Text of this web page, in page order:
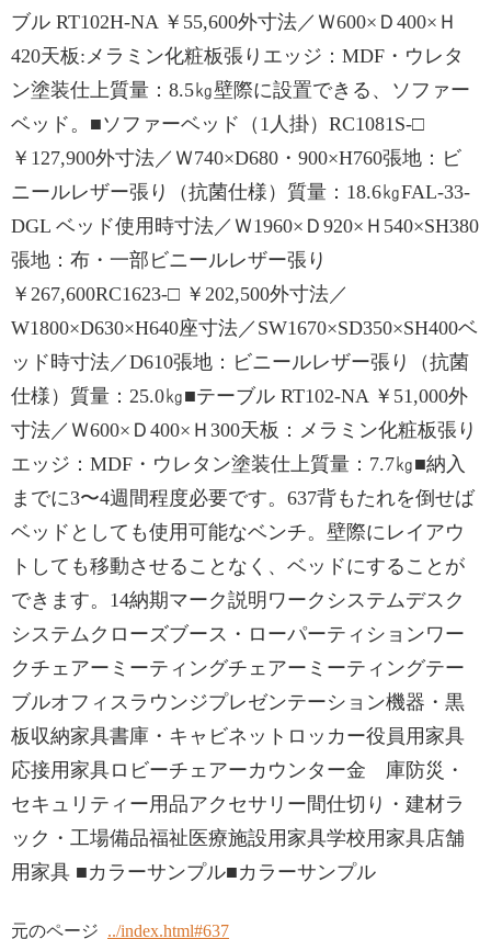
ブル RT102H-NA ￥55,600外寸法／Ｗ600×Ｄ400×Ｈ
420天板:メラミン化粧板張りエッジ：MDF・ウレタ
ン塗装仕上質量：8.5㎏壁際に設置できる、ソファー
ベッド。■ソファーベッド（1人掛）RC1081S-□
￥127,900外寸法／Ｗ740×D680・900×H760張地：ビ
ニールレザー張り（抗菌仕様）質量：18.6㎏FAL-33-
DGL ベッド使用時寸法／Ｗ1960×Ｄ920×Ｈ540×SH380
張地：布・一部ビニールレザー張り
￥267,600RC1623-□ ￥202,500外寸法／
W1800×D630×H640座寸法／SW1670×SD350×SH400ベ
ッド時寸法／D610張地：ビニールレザー張り（抗菌
仕様）質量：25.0㎏■テーブル RT102-NA ￥51,000外
寸法／Ｗ600×Ｄ400×Ｈ300天板：メラミン化粧板張り
エッジ：MDF・ウレタン塗装仕上質量：7.7㎏■納入
までに3〜4週間程度必要です。637背もたれを倒せば
ベッドとしても使用可能なベンチ。壁際にレイアウ
トしても移動させることなく、ベッドにすることが
できます。14納期マーク説明ワークシステムデスク
システムクローズブース・ローパーティションワー
クチェアーミーティングチェアーミーティングテー
ブルオフィスラウンジプレゼンテーション機器・黒
板収納家具書庫・キャビネットロッカー役員用家具
応接用家具ロビーチェアーカウンター金 庫防災・
セキュリティー用品アクセサリー間仕切り・建材ラ
ック・工場備品福祉医療施設用家具学校用家具店舗
用家具 ■カラーサンプル■カラーサンプル
元のページ ../index.html#637